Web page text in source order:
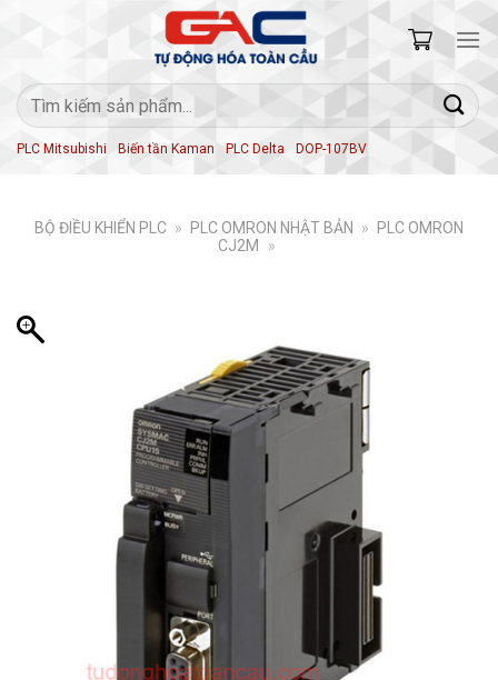
Tìm
kiếm:
PLC Mitsubishi Biến tần Kaman PLC Delta DOP-107BV
BỘ ĐIỀU KHIỂN PLC » PLC OMRON NHẬT BẢN »
PLC OMRON
CJ2M
»